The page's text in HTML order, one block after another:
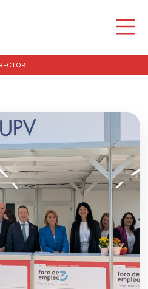
RECTOR